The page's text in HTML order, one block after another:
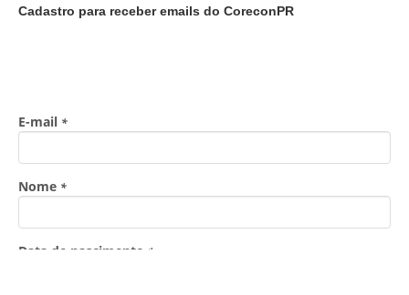
Cadastro para receber emails do CoreconPR